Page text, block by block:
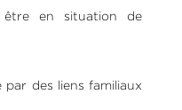
en situation de
par des liens familiaux